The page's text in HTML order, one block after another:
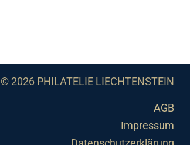
© 2026 PHILATELIE LIECHTENSTEIN
AGB
Impressum